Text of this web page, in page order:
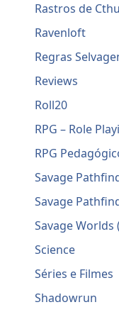
Rastros de
Ravenloft
Regras
Reviews
Roll20
RPG – Role
RPG
Savage
Savage
Savage Worlds
Science
Séries e Filmes
Shadowrun